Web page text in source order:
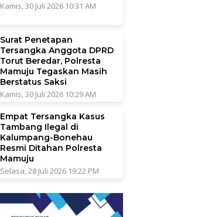
Kamis, 30 Juli 2026 10:31 AM
Surat Penetapan
Tersangka Anggota DPRD
Torut Beredar, Polresta
Mamuju Tegaskan Masih
Berstatus Saksi
Kamis, 30 Juli 2026 10:29 AM
Empat Tersangka Kasus
Tambang Ilegal di
Kalumpang-Bonehau
Resmi Ditahan Polresta
Mamuju
Selasa, 28 Juli 2026 19:22 PM